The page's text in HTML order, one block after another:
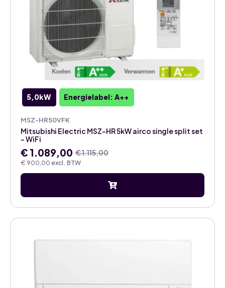
5,0kW Energielabel: A++
MSZ-HR50VFK
€ 900,00 excl. BTW
Mitsubishi Electric MSZ-HR 5kW airco single split set
– WiFi
€1.115,00
Oorspronkelijke
prijs
was:
€ 1.089,00
Huidige
prijs
is: